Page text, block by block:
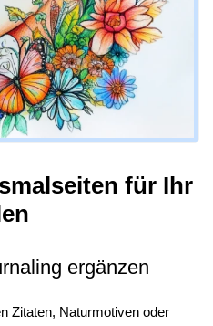
für Ihr
ergänzen
Zitaten, Naturmotiven oder